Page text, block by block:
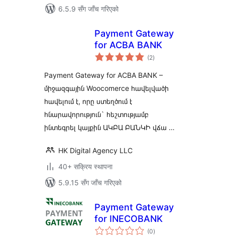
6.5.9 सँग जाँच गरिएको
Payment Gateway
for ACBA BANK
(2कुल
रेटिङ्गहरू
)
Payment Gateway for ACBA BANK –
միջազգային Woocomerce հավելվածի
հավելում է, որը ստեղծում է
հնարավորություն` հեշտությամբ
ինտեգրել կայքին ԱԿԲԱ ԲԱՆԿԻ վճա …
HK Digital Agency LLC
40+ सक्रिय स्थापना
5.9.15 सँग जाँच गरिएको
Payment Gateway
for INECOBANK
(0कुल
रेटिङ्गहरू
)